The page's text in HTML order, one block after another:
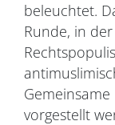
beleuchtet.
Runde, in
Gemeinsame
vorgestellt